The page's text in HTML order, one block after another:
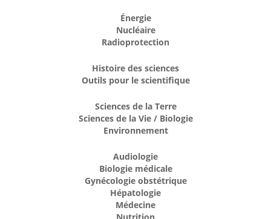
Énergie
Nucléaire
Radioprotection
Histoire des sciences
Outils pour le scientifique
Sciences de la Terre
Sciences de la Vie / Biologie
Environnement
Audiologie
Biologie médicale
Gynécologie obstétrique
Hépatologie
Médecine